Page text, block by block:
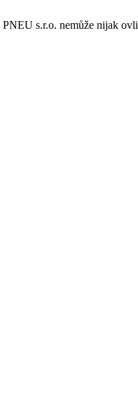
s.r.o. nemůže nijak